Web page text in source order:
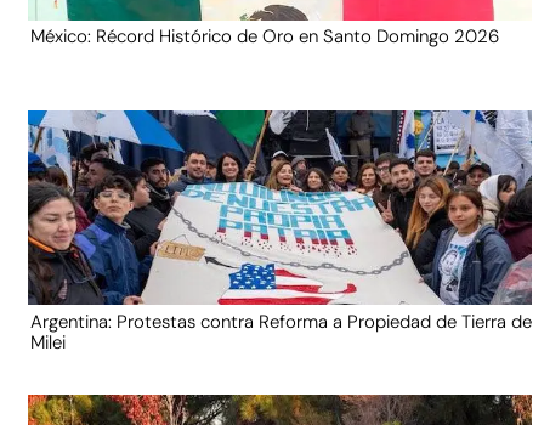
México: Récord Histórico de Oro en Santo Domingo 2026
Argentina: Protestas contra Reforma a Propiedad de Tierra de
Milei